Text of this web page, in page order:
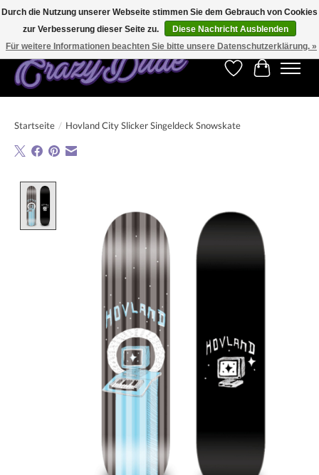
Kostenfreier Versand für Bestellungen ab 250 €. Weltweite Lieferung!
Wunschzettel
Ihr
Startseite / Hovland City Slicker Singeldeck Snowskate
Durch die Nutzung unserer Webseite stimmen Sie dem Gebrauch von Cookies
zur Verbesserung dieser Seite zu.
Diese Nachricht Ausblenden
Für weitere Informationen beachten Sie bitte unsere Datenschutzerklärung. »